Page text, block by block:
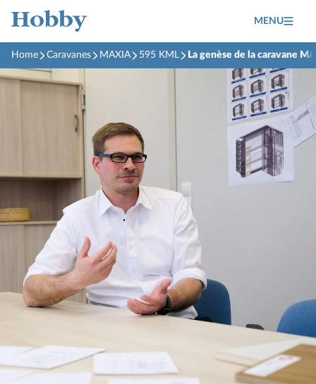
MENU
Home Caravanes MAXIA 595 KML La genèse de la caravane